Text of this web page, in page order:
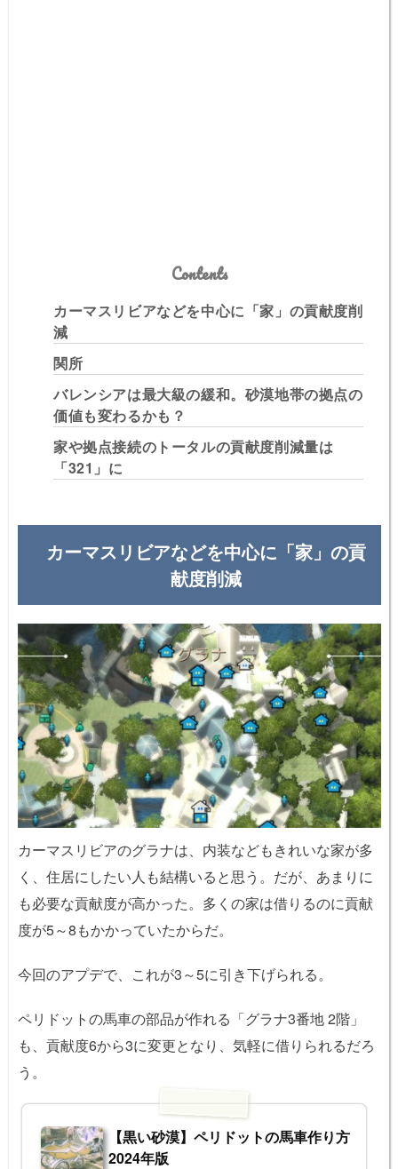
Contents
カーマスリビアなどを中心に「家」の貢献度削
減
関所
バレンシアは最大級の緩和。砂漠地帯の拠点の
価値も変わるかも？
家や拠点接続のトータルの貢献度削減量は
「321」に
カーマスリビアなどを中心に「家」の貢
献度削減
カーマスリビアのグラナは、内装などもきれいな家が多
く、住居にしたい人も結構いると思う。だが、あまりに
も必要な貢献度が高かった。多くの家は借りるのに貢献
度が5～8もかかっていたからだ。
今回のアプデで、これが3～5に引き下げられる。
ペリドットの馬車の部品が作れる「グラナ3番地 2階」
も、貢献度6から3に変更となり、気軽に借りられるだろ
う。
【黒い砂漠】ペリドットの馬車作り方
2024年版